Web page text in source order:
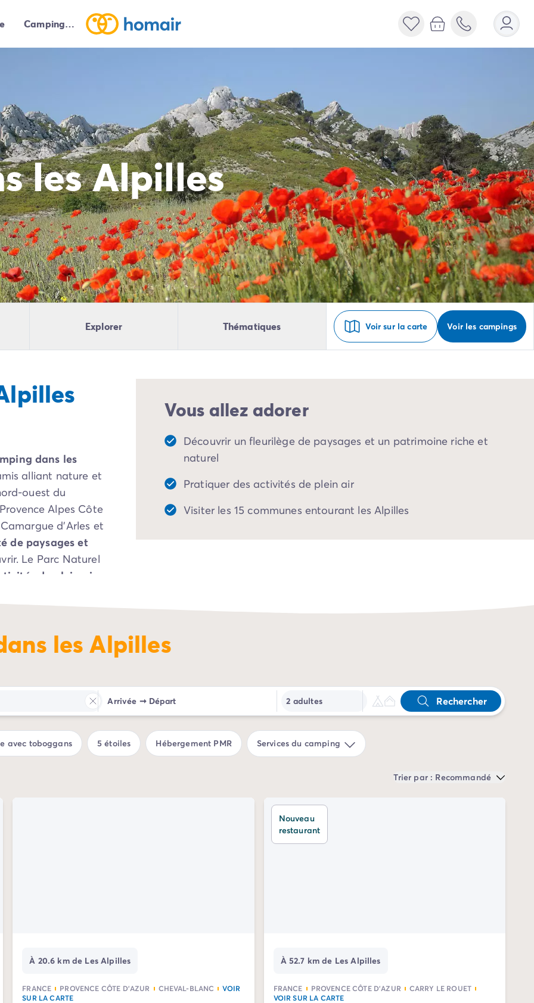
Campings autour de moi
les Alpilles
Explorer Thématiques Voir sur la carte Voir les campings
dans les
alliant nature et
ouest du
Alpes Côte
d’Arles et
de paysages et
Le Parc Naturel
de plein air
pleinement
15 communes
encore Saint
Vous allez adorer
Découvrir un fleurilège de paysages et un patrimoine riche et
naturel
Pratiquer des activités de plein air
Visiter les 15 communes entourant les Alpilles
les Alpilles
Arrivée ➞ Départ 2 adultes Rechercher
avec toboggans 5 étoiles Hébergement PMR Services du camping
Trier par : Recommandé
À 20.6 km de Les Alpilles
FRANCE PROVENCE CÔTE D'AZUR CHEVAL-BLANC
VOIR
SUR LA CARTE
Nouveau
restaurant
À 52.7 km de Les Alpilles
FRANCE PROVENCE CÔTE D'AZUR
CARRY LE ROUET
VOIR SUR LA CARTE